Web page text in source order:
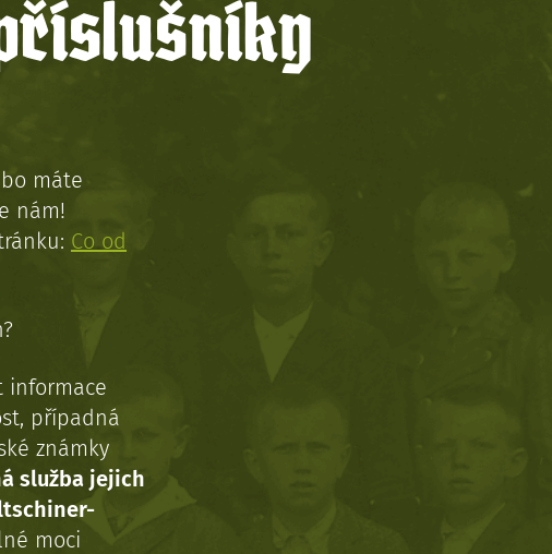
máte
nám!
Co od
informace
případná
známky
služba jejich
moci